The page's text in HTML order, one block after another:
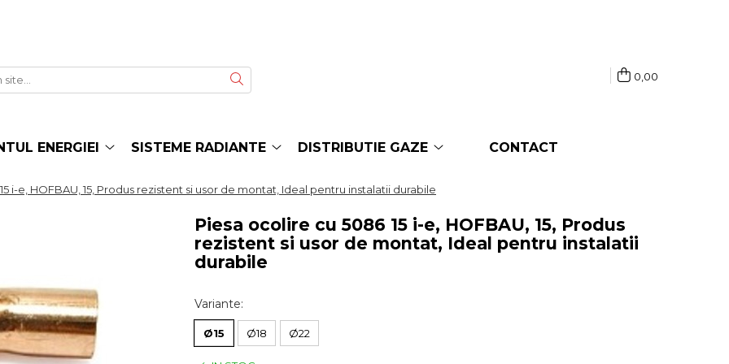
0,00
ENERGIEI SISTEME RADIANTE DISTRIBUTIE GAZE CONTACT
i-e, HOFBAU, 15, Produs rezistent si usor de montat, Ideal pentru instalatii durabile
Piesa ocolire cu 5086 15 i-e, HOFBAU, 15, Produs
rezistent si usor de montat, Ideal pentru instalatii
durabile
Variante:
Ø15 Ø18 Ø22